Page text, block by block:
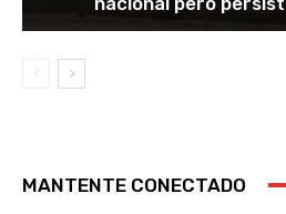
MANTENTE CONECTADO